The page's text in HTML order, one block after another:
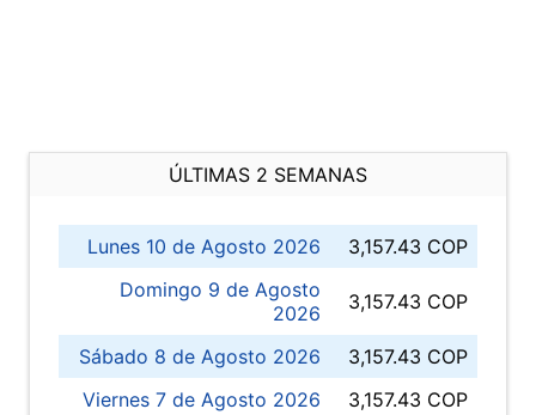
ÚLTIMAS 2 SEMANAS
Lunes 10 de Agosto 2026
3,157.43 COP
Domingo 9 de Agosto
2026
3,157.43 COP
Sábado 8 de Agosto 2026
3,157.43 COP
Viernes 7 de Agosto 2026
3,157.43 COP